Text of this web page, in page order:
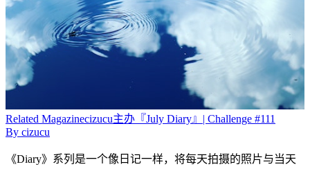
Related Magazinecizucu主办『July Diary』| Challenge #111
By cizucu
《Diary》系列是一个像日记一样，将每天拍摄的照片与当天